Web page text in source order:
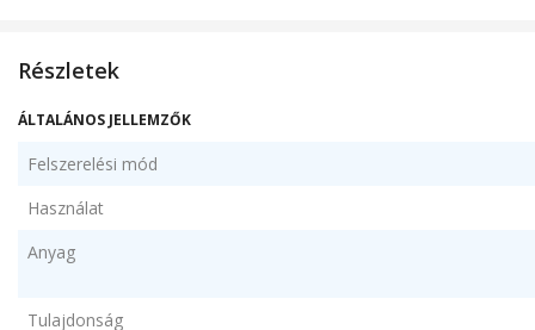
Részletek
ÁLTALÁNOS JELLEMZŐK
Felszerelési mód
Használat
Anyag
Tulajdonság